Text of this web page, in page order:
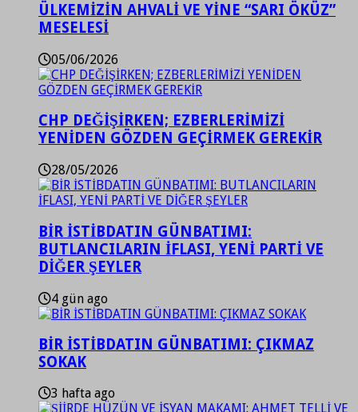
ÜLKEMİZİN AHVALİ VE YİNE “SARI ÖKÜZ”
MESELESİ
05/06/2026
CHP DEĞİŞİRKEN; EZBERLERİMİZİ
YENİDEN GÖZDEN GEÇİRMEK GEREKİR
28/05/2026
BİR İSTİBDATIN GÜNBATIMI:
BUTLANCILARIN İFLASI, YENİ PARTİ VE
DİĞER ŞEYLER
4 gün ago
BİR İSTİBDATIN GÜNBATIMI: ÇIKMAZ
SOKAK
3 hafta ago